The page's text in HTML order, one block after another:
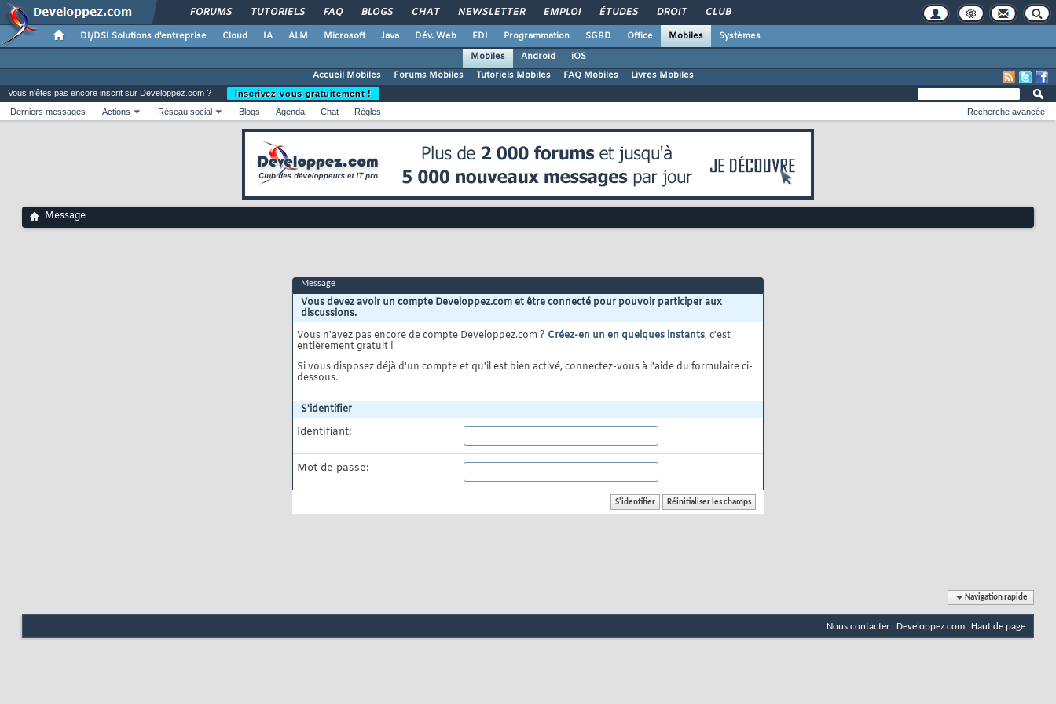
FORUMS TUTORIELS FAQ BLOGS CHAT NEWSLETTER EMPLOI ÉTUDES DROIT CLUB
DI/DSI Solutions d'entreprise Cloud IA ALM Microsoft Java Dév. Web EDI Programmation SGBD Office Mobiles
Systèmes
Mobiles
Android
iOS
Accueil Mobiles
Forums Mobiles Tutoriels Mobiles FAQ Mobiles Livres Mobiles
Vous n'êtes pas encore inscrit sur Developpez.com ?
Inscrivez-vous gratuitement !
Derniers messages
Actions Réseau social Blogs Agenda Chat Règles Recherche avancée
Message
Message
Vous devez avoir un compte Developpez.com et être connecté pour pouvoir participer aux
discussions.
Vous n'avez pas encore de compte Developpez.com ? Créez-en un en quelques instants, c'est
entièrement gratuit !
Si vous disposez déjà d'un compte et qu'il est bien activé, connectez-vous à l'aide du formulaire ci-
dessous.
S'identifier
Identifiant:
Mot de passe:
Navigation rapide
Nous contacter Developpez.com Haut de page